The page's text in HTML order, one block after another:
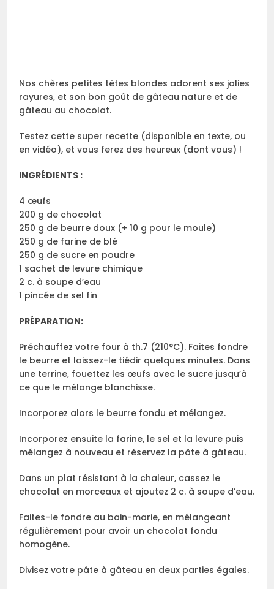
Nos chères petites têtes blondes adorent ses jolies
rayures, et son bon goût de gâteau nature et de
gâteau au chocolat.
Testez cette super recette (disponible en texte, ou
en vidéo), et vous ferez des heureux (dont vous) !
INGRÉDIENTS :
4 œufs
200 g de chocolat
250 g de beurre doux (+ 10 g pour le moule)
250 g de farine de blé
250 g de sucre en poudre
1 sachet de levure chimique
2 c. à soupe d’eau
1 pincée de sel fin
PRÉPARATION:
Préchauffez votre four à th.7 (210°C). Faites fondre
le beurre et laissez-le tiédir quelques minutes. Dans
une terrine, fouettez les œufs avec le sucre jusqu’à
ce que le mélange blanchisse.
Incorporez alors le beurre fondu et mélangez.
Incorporez ensuite la farine, le sel et la levure puis
mélangez à nouveau et réservez la pâte à gâteau.
Dans un plat résistant à la chaleur, cassez le
chocolat en morceaux et ajoutez 2 c. à soupe d’eau.
Faites-le fondre au bain-marie, en mélangeant
régulièrement pour avoir un chocolat fondu
homogène.
Divisez votre pâte à gâteau en deux parties égales.